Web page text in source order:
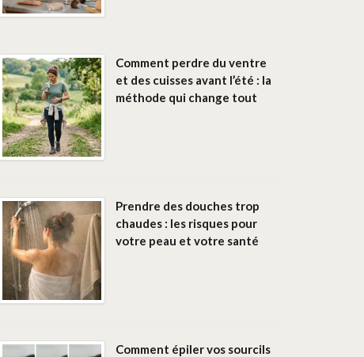
Comment perdre du ventre
et des cuisses avant l’été : la
méthode qui change tout
Prendre des douches trop
chaudes : les risques pour
votre peau et votre santé
Comment épiler vos sourcils